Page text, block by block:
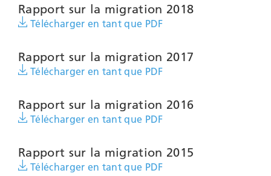
Rapport sur la migration 2018
Télécharger en tant que PDF
Rapport sur la migration 2017
Télécharger en tant que PDF
Rapport sur la migration 2016
Télécharger en tant que PDF
Rapport sur la migration 2015
Télécharger en tant que PDF